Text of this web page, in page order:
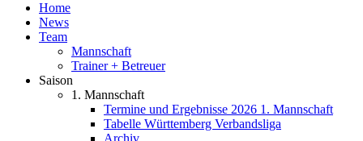
Home
News
Team
Mannschaft
Trainer + Betreuer
Saison
1. Mannschaft
Termine und Ergebnisse 2026 1. Mannschaft
Tabelle Württemberg Verbandsliga
Archiv